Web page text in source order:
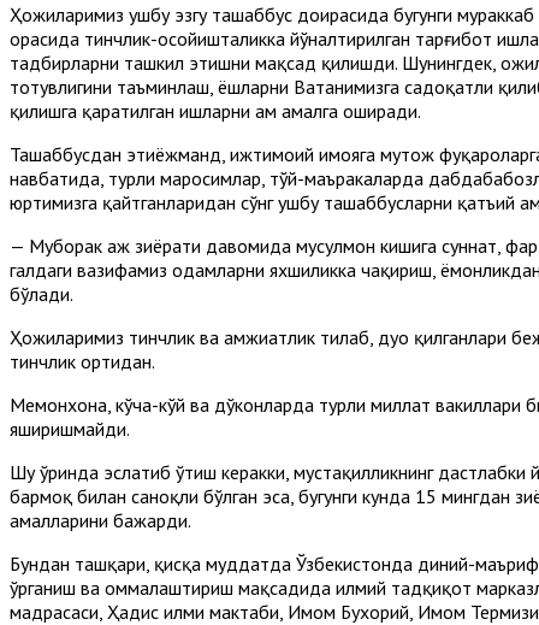
Ҳожиларимиз ушбу эзгу ташаббус доирасида бугунги
орасида тинчлик-осойишталикка йўналтирилган тарғибот
тадбирларни ташкил этишни мақсад қилишди. Шунингдек,
тотувлигини таъминлаш, ёшларни Ватанимизга садоқатли
қилишга қаратилган ишларни ҳам амалга оширади.
Ташаббусдан эҳтиёжманд, ижтимоий ҳимояга муҳтож
навбатида, турли маросимлар, тўй-маъракаларда
юртимизга қайтганларидан сўнг ушбу ташаббусларни қатъий
— Муборак ҳаж зиёрати давомида мусулмон кишига суннат,
галдаги вазифамиз одамларни яхшиликка чақириш,
бўлади.
Ҳожиларимиз тинчлик ва ҳамжиҳатлик тилаб, дуо қилганлари
тинчлик ортидан.
Меҳмонхона, кўча-кўй ва дўконларда турли миллат вакиллари
яширишмайди.
Шу ўринда эслатиб ўтиш керакки, мустақилликнинг
бармоқ билан саноқли бўлган эса, бугунги кунда 15 мингдан
амалларини бажарди.
Бундан ташқари, қисқа муддатда Ўзбекистонда диний-
ўрганиш ва оммалаштириш мақсадида илмий тадқиқот
мадрасаси, Ҳадис илми мактаби, Имом Бухорий, Имом